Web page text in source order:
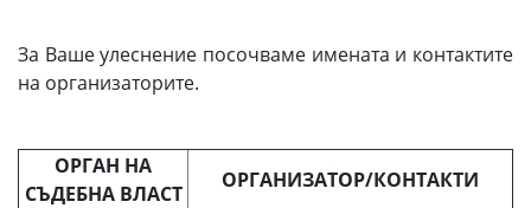
За Ваше улеснение посочваме имената и контактите
на организаторите.
ОРГАН НА
СЪДЕБНА ВЛАСТ
ОРГАНИЗАТОР/КОНТАКТИ